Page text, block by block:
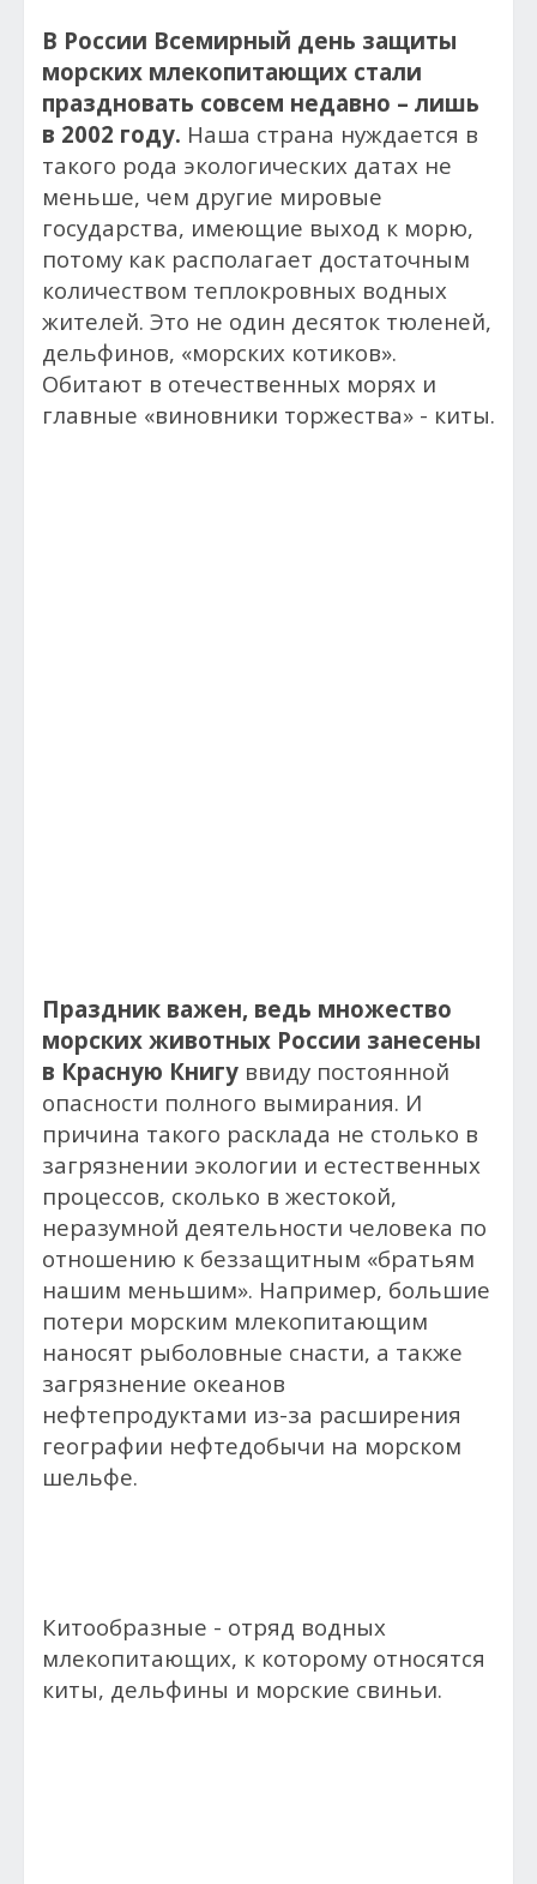
В России Всемирный день защиты
морских млекопитающих стали
праздновать совсем недавно – лишь
в 2002 году. Наша страна нуждается в
такого рода экологических датах не
меньше, чем другие мировые
государства, имеющие выход к морю,
потому как располагает достаточным
количеством теплокровных водных
жителей. Это не один десяток тюленей,
дельфинов, «морских котиков».
Обитают в отечественных морях и
главные «виновники торжества» - киты.
Праздник важен, ведь множество
морских животных России занесены
в Красную Книгу ввиду постоянной
опасности полного вымирания. И
причина такого расклада не столько в
загрязнении экологии и естественных
процессов, сколько в жестокой,
неразумной деятельности человека по
отношению к беззащитным «братьям
нашим меньшим». Например, большие
потери морским млекопитающим
наносят рыболовные снасти, а также
загрязнение океанов
нефтепродуктами из-за расширения
географии нефтедобычи на морском
шельфе.
Китообразные - отряд водных
млекопитающих, к которому относятся
киты, дельфины и морские свиньи.